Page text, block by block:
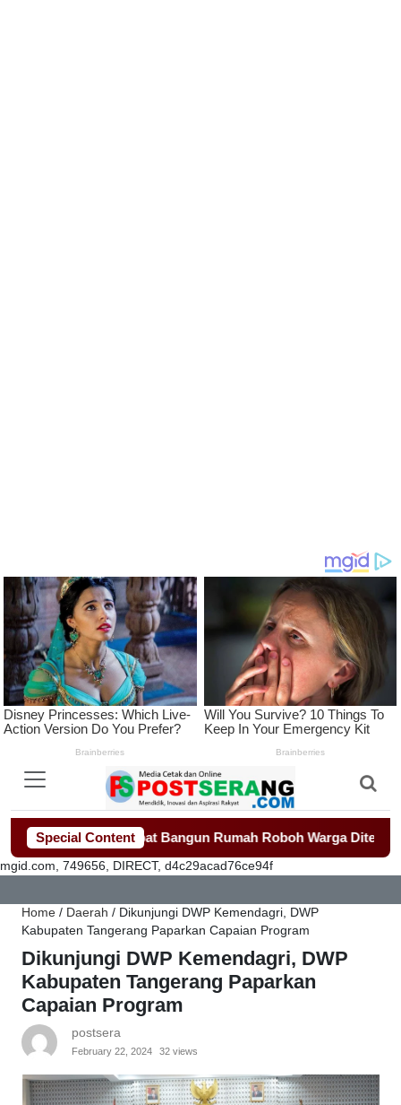
Special Content
Gerak Cepat Bangun Rumah Roboh Warga Diterjang Puting
mgid.com, 749656, DIRECT, d4c29acad76ce94f
Home / Daerah / Dikunjungi DWP Kemendagri, DWP
Kabupaten Tangerang Paparkan Capaian Program
Dikunjungi DWP Kemendagri, DWP
Kabupaten Tangerang Paparkan
Capaian Program
postsera
February 22, 2024 32 views